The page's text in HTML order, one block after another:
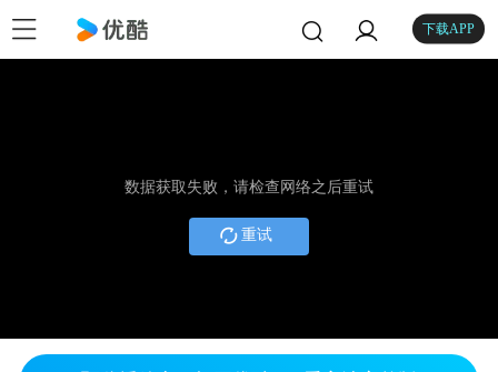
下载APP
数据获取失败，请检查网络之后重试
重试